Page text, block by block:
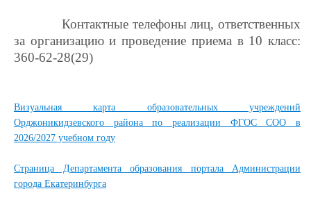
Контактные телефоны лиц, ответственных
за организацию и проведение приема в 10 класс:
360-62-28(29)
Визуальная карта образовательных учреждений
Орджоникидзевского района по реализации ФГОС СОО в
2026/2027 учебном году
Страница Департамента образования портала Администрации
города Екатеринбурга